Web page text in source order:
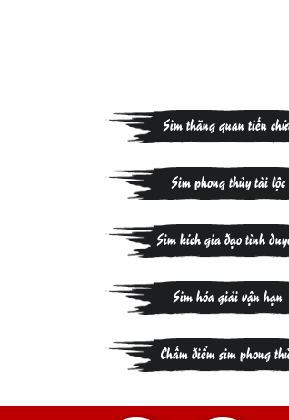
Sim thăng quan tiến
Sim phong thủy tài lộc
Sim kích gia đạo tình
Sim hóa giải vận hạn
Chấm điểm sim phong